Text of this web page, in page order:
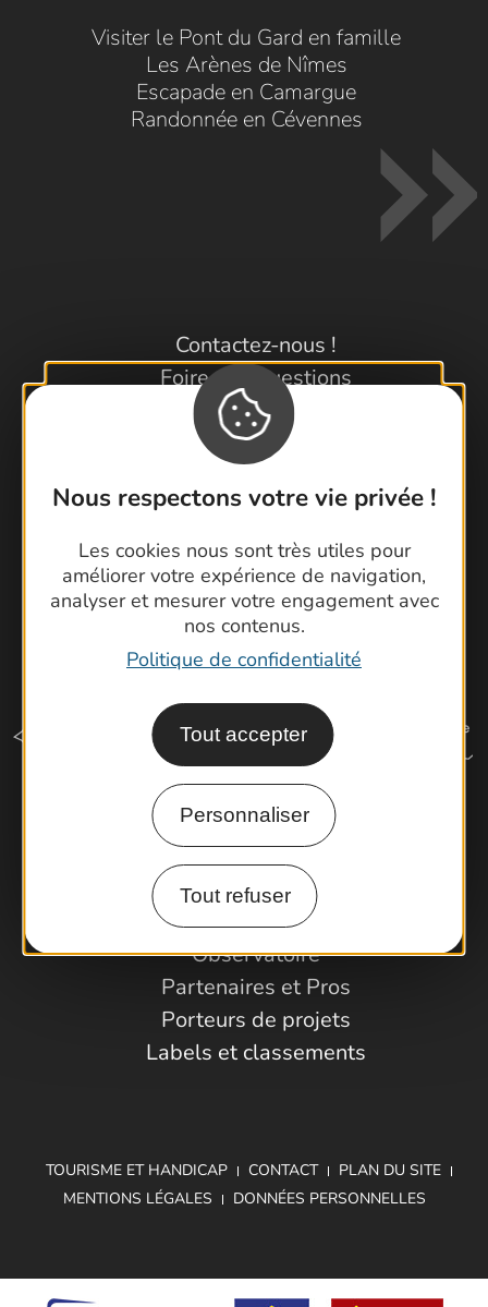
Nous respectons votre vie privée !
Les cookies nous sont très utiles pour
améliorer votre expérience de navigation,
analyser et mesurer votre engagement avec
nos contenus.
Politique de confidentialité
Tout accepter
Personnaliser
Tout refuser
Visiter le Pont du Gard en famille
Les Arènes de Nîmes
Escapade en Camargue
Randonnée en Cévennes
Contactez-nous !
Foire aux questions
Brochures
Cartoguides et Topoguides
Espace Pro
Observatoire
Partenaires et Pros
Porteurs de projets
Labels et classements
TOURISME ET HANDICAP CONTACT
PLAN DU SITE
MENTIONS LÉGALES
DONNÉES PERSONNELLES